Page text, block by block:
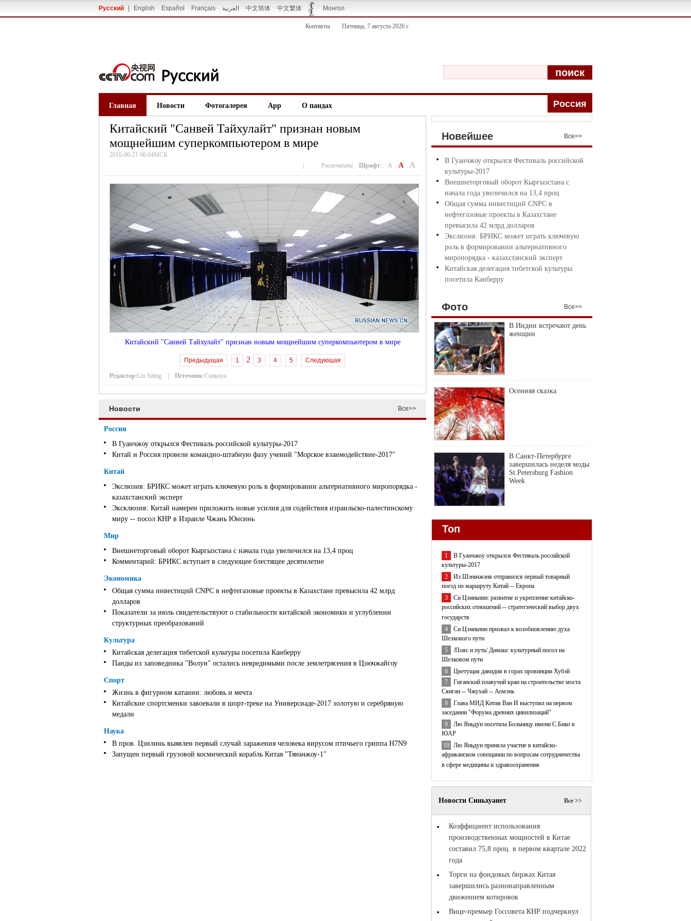
Русский English Español Français العربية 中文简体 中文繁体 Монгол
Контакты Пятница, 7 августа 2026 г.
поиск
Главная Новости Фотогалерея App О пандах Pоccия
Китайский "Санвей Тайхулайт" признан новым
мощнейшим суперкомпьютером в мире
2016-06-21 06:04МСК
Распечатать Шрифт: A A A
Китайский "Санвей Тайхулайт" признан новым мощнейшим суперкомпьютером в мире
Предыдущая 1 2 3 4 5 Следующая
Редактор:Liu Siting | Источник:Синьхуа
Новости Все>>
Россия
В Гуанчжоу открылся Фестиваль российской культуры-2017
Китай и Россия провели командно-штабную фазу учений "Морское взаимодействие-2017"
Китай
Экслюзив: БРИКС может играть ключевую роль в формировании альтернативного миропорядка -
казахстанский эксперт
Эксклюзив: Китай намерен приложить новые усилия для содействия израильско-палестинскому
миру -- посол КНР в Израиле Чжань Юнсинь
Мир
Внешнеторговый оборот Кыргызстана с начала года увеличился на 13,4 проц
Комментарий: БРИКС вступает в следующее блестящее десятилетие
Экономика
Общая сумма инвестиций CNPC в нефтегазовые проекты в Казахстане превысила 42 млрд
долларов
Показатели за июль свидетельствуют о стабильности китайской экономики и углублении
структурных преобразований
Культура
Китайская делегация тибетской культуры посетила Канберру
Панды из заповедника "Волун" остались невредимыми после землетрясения в Цзючжайгоу
Спорт
Жизнь в фигурном катании: любовь и мечта
Китайские спортсменки завоевали в шорт-треке на Универсиаде-2017 золотую и серебряную
медали
Наука
В пров. Цзилинь выявлен первый случай заражения человека вирусом птичьего гриппа H7N9
Запущен первый грузовой космический корабль Китая "Тяньчжоу-1"
Новейшее Bce>>
В Гуанчжоу открылся Фестиваль российской
культуры-2017
Внешнеторговый оборот Кыргызстана с
начала года увеличился на 13,4 проц
Общая сумма инвестиций CNPC в
нефтегазовые проекты в Казахстане
превысила 42 млрд долларов
Экслюзив: БРИКС может играть ключевую
роль в формировании альтернативного
миропорядка - казахстанский эксперт
Китайская делегация тибетской культуры
посетила Канберру
Фото Все>>
В Индии встречают день
женщин
Осенняя сказка
В Санкт-Петербурге
завершилась неделя моды
St.Petersburg Fashion
Week
Топ
1 В Гуанчжоу открылся Фестиваль российской
культуры-2017
2 Из Шэньчжэня отправился первый товарный
поезд по маршруту Китай -- Европа
3 Си Цзиньпин: развитие и укрепление китайско-
российских отношений -- стратегический выбор двух
государств
4 Си Цзиньпин призвал к возобновлению духа
Шелкового пути
5 /Пояс и путь/ Димаш: культурный посол на
Шелковом пути
6
Цветущая давидия в горах провинции Хубэй
7
Гиганский плавучий кран на строительстве моста
Сянган -- Чжухай -- Аомэнь
8 Глава МИД Китая Ван И выступил на первом
заседании "Форума древних цивилизаций"
9 Лю Яньдун посетила Больницу имени С.Бико в
ЮАР
10 Лю Яньдун приняла участие в китайско-
африканском совещании по вопросам сотрудничества
в сфере медицины и здравоохранения